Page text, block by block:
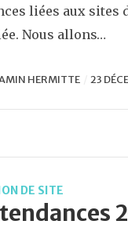
liées aux sites
Nous allons…
HERMITTE 23
DE SITE
tendances